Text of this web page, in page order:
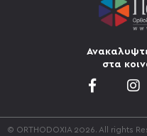
στα
© ORTHODOXIA 2026. All rights